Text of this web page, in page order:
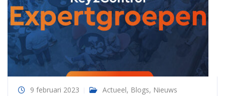
9 februari 2023 Actueel, Blogs, Nieuws